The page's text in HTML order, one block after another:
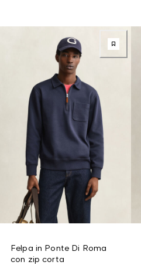
Felpa in Ponte Di Roma
con zip corta